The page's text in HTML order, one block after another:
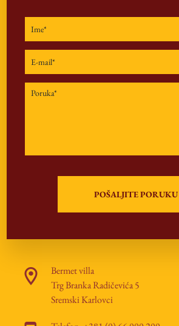
Bermet villa
Trg Branka Radičevića 5
Sremski Karlovci